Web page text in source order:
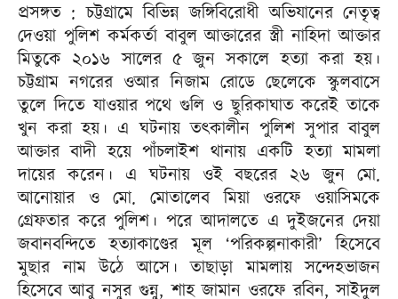
প্রসঙ্গত : চট্টগ্রামে বিভিন্ন জঙ্গিবিরোধী অভিযানের নেতৃত্ব
দেওয়া পুলিশ কর্মকর্তা বাবুল আক্তারের স্ত্রী নাহিদা আক্তার
মিতুকে ২০১৬ সালের ৫ জুন সকালে হত্যা করা হয়।
চট্টগ্রাম নগরের ওআর নিজাম রোডে ছেলেকে স্কুলবাসে
তুলে দিতে যাওয়ার পথে গুলি ও ছুরিকাঘাত করেই তাকে
খুন করা হয়। এ ঘটনায় তৎকালীন পুলিশ সুপার বাবুল
আক্তার বাদী হয়ে পাঁচলাইশ থানায় একটি হত্যা মামলা
দায়ের করেন। এ ঘটনায় ওই বছরের ২৬ জুন মো.
আনোয়ার ও মো. মোতালেব মিয়া ওরফে ওয়াসিমকে
গ্রেফতার করে পুলিশ। পরে আদালতে এ দুইজনের দেয়া
জবানবন্দিতে হত্যাকাণ্ডের মূল ‘পরিকল্পনাকারী’ হিসেবে
মুছার নাম উঠে আসে। তাছাড়া মামলায় সন্দেহভাজন
হিসেবে আবু নসুর গুন্নু, শাহ জামান ওরফে রবিন, সাইদুল